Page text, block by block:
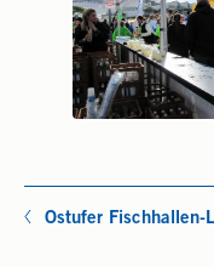
Ostufer